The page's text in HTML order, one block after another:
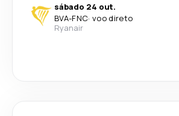
sábado 24 out.
BVA-FNC· voo direto
Ryanair